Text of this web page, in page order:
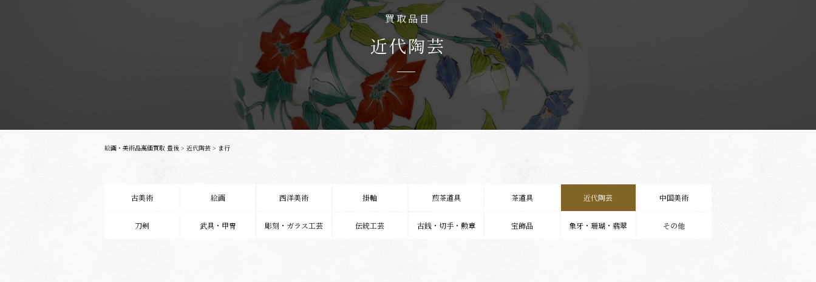
買取品目
近代陶芸
絵画・美術品高価買取 豊後 > 近代陶芸 > ま行
古美術 絵画 西洋美術 掛軸 煎茶道具 茶道具 近代陶芸 中国美術
刀剣 武具・甲冑 彫刻・ガラス工芸 伝統工芸 古銭・切手・勲章 宝飾品 象牙・珊瑚・翡翠 その他